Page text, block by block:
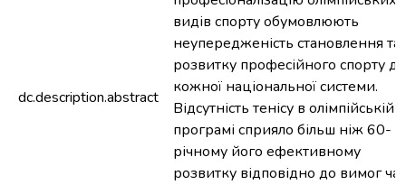
dc.description.abstract
видів спорту обумовлюють
неупередженість становлення та
розвитку професійного спорту
кожної національної системи.
Відсутність тенісу в олімпійській
програмі сприяло більш ніж 60-
річному його ефективному
розвитку відповідно до вимог